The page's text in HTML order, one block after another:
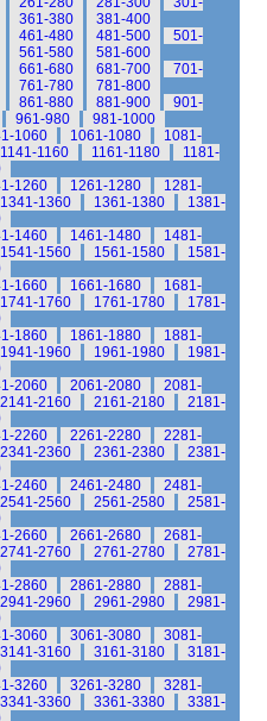
361-380
381-400
461-480 481-500
501-
561-580
581-600
661-680 681-700
701-
761-780
781-800
861-880 881-900
901-
961-980
981-1000
1060 1061-1080
1081-
1141-1160 1161-1180
1181-
1260 1261-1280
1281-
1341-1360 1361-1380
1381-
1460 1461-1480
1481-
1541-1560 1561-1580
1581-
1660 1661-1680
1681-
1741-1760 1761-1780
1781-
1860 1861-1880
1881-
1941-1960 1961-1980
1981-
2060 2061-2080
2081-
2141-2160 2161-2180
2181-
2260 2261-2280
2281-
2341-2360 2361-2380
2381-
2460 2461-2480
2481-
2541-2560 2561-2580
2581-
2660 2661-2680
2681-
2741-2760 2761-2780
2781-
2860 2861-2880
2881-
2941-2960 2961-2980
2981-
3060 3061-3080
3081-
3141-3160 3161-3180
3181-
3260 3261-3280
3281-
3341-3360 3361-3380
3381-